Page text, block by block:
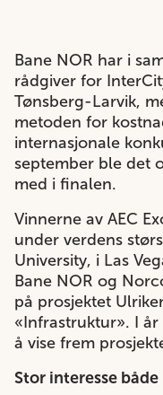
Bane NOR har i
rådgiver for
Tønsberg-Larvik,
metoden for
internasjonale
september ble det
med i finalen.
Vinnerne av AEC
under verdens
University, i Las
Bane NOR og
på prosjektet
«Infrastruktur». I
å vise frem
Stor interesse